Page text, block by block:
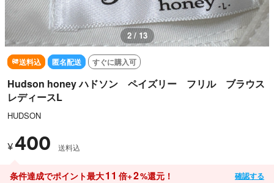
2 / 13
送料込 匿名配送 すぐに購入可
Hudson honey ハドソン ペイズリー フリル ブラウス
レディースL
HUDSON
¥400 送料込
条件達成でポイント最大11 倍+2%還元！ 確認する